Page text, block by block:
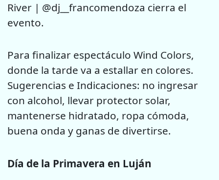
River | @dj__francomendoza cierra el
evento.
Para finalizar espectáculo Wind Colors,
donde la tarde va a estallar en colores.
Sugerencias e Indicaciones: no ingresar
con alcohol, llevar protector solar,
mantenerse hidratado, ropa cómoda,
buena onda y ganas de divertirse.
Día de la Primavera en Luján